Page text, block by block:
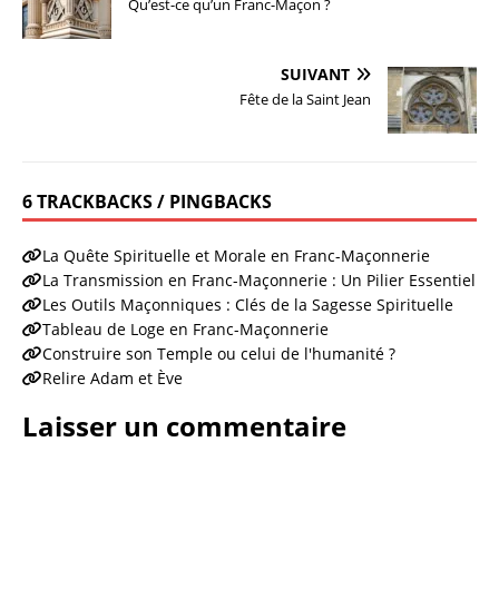
Qu’est-ce qu’un Franc-Maçon ?
SUIVANT
Fête de la Saint Jean
6 TRACKBACKS / PINGBACKS
La Quête Spirituelle et Morale en Franc-Maçonnerie
La Transmission en Franc-Maçonnerie : Un Pilier Essentiel
Les Outils Maçonniques : Clés de la Sagesse Spirituelle
Tableau de Loge en Franc-Maçonnerie
Construire son Temple ou celui de l'humanité ?
Relire Adam et Ève
Laisser un commentaire